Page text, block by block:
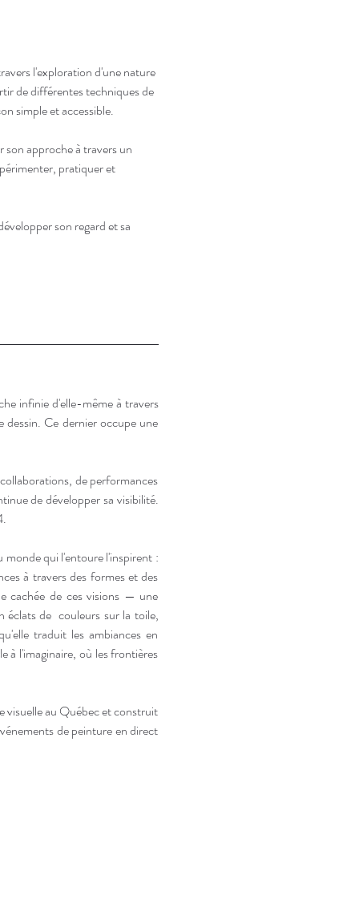
l'exploration d'une nature
de différentes techniques de
simple et accessible.
approche à travers un
pratiquer et
son regard et sa
infinie d'elle-même à travers
dessin. Ce dernier occupe une
de performances
de développer sa visibilité.
monde qui l'entoure l'inspirent :
à travers des formes et des
cachée de ces visions — une
de  couleurs sur la toile,
traduit les ambiances en
à l'imaginaire, où les frontières
visuelle au Québec et construit
de peinture en direct